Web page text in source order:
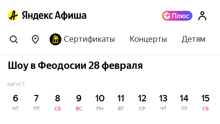
Сертификаты Концерты Детям
Шоу в Феодосии 28 февраля
АВГУСТ
6
ЧТ
7
ПТ
8
СБ
9
ВС
10
ПН
11
ВТ
12
СР
13
ЧТ
14
ПТ
15
СБ